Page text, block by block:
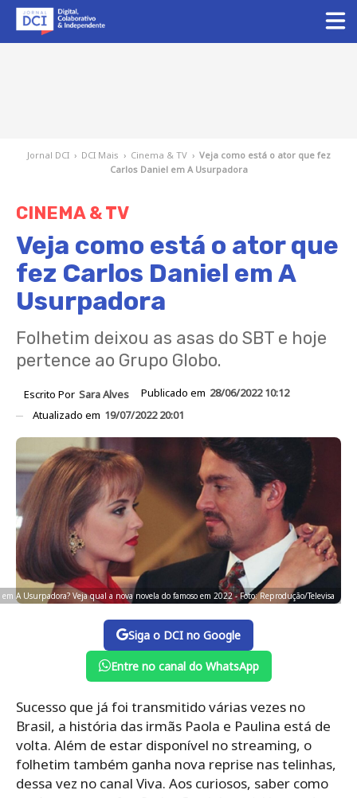
Jornal DCI › DCI Mais › Cinema & TV › Veja como está o ator que fez
Carlos Daniel em A Usurpadora
CINEMA & TV
Veja como está o ator que
fez Carlos Daniel em A
Usurpadora
Folhetim deixou as asas do SBT e hoje
pertence ao Grupo Globo.
Escrito Por Sara Alves Publicado em 28/06/2022 10:12
Atualizado em 19/07/2022 20:01
A Usurpadora? Veja qual a nova novela do famoso em 2022 - Foto: Reprodução/Televisa
Siga o DCI no Google
Entre no canal do WhatsApp
Sucesso que já foi transmitido várias vezes no
Brasil, a história das irmãs Paola e Paulina está de
volta. Além de estar disponível no streaming, o
folhetim também ganha nova reprise nas telinhas,
dessa vez no canal Viva. Aos curiosos, saber como